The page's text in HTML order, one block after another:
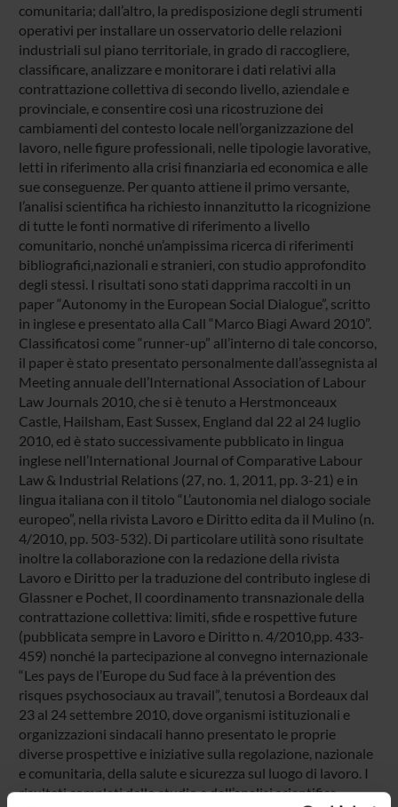
comunitaria; dall’altro, la predisposizione degli strumenti
operativi per installare un osservatorio delle relazioni
industriali sul piano territoriale, in grado di raccogliere,
classificare, analizzare e monitorare i dati relativi alla
contrattazione collettiva di secondo livello, aziendale e
provinciale, e consentire così una ricostruzione dei
cambiamenti del contesto locale nell’organizzazione del
lavoro, nelle figure professionali, nelle tipologie lavorative,
letti in riferimento alla crisi finanziaria ed economica e alle
sue conseguenze. Per quanto attiene il primo versante,
l’analisi scientifica ha richiesto innanzitutto la ricognizione
di tutte le fonti normative di riferimento a livello
comunitario, nonché un’ampissima ricerca di riferimenti
bibliografici,nazionali e stranieri, con studio approfondito
degli stessi. I risultati sono stati dapprima raccolti in un
paper “Autonomy in the European Social Dialogue”, scritto
in inglese e presentato alla Call “Marco Biagi Award 2010”.
Classificatosi come “runner-up” all’interno di tale concorso,
il paper è stato presentato personalmente dall’assegnista al
Meeting annuale dell’International Association of Labour
Law Journals 2010, che si è tenuto a Herstmonceaux
Castle, Hailsham, East Sussex, England dal 22 al 24 luglio
2010, ed è stato successivamente pubblicato in lingua
inglese nell’International Journal of Comparative Labour
Law & Industrial Relations (27, no. 1, 2011, pp. 3-21) e in
lingua italiana con il titolo “L’autonomia nel dialogo sociale
europeo”, nella rivista Lavoro e Diritto edita da il Mulino (n.
4/2010, pp. 503-532). Di particolare utilità sono risultate
inoltre la collaborazione con la redazione della rivista
Lavoro e Diritto per la traduzione del contributo inglese di
Glassner e Pochet, Il coordinamento transnazionale della
contrattazione collettiva: limiti, sfide e rospettive future
(pubblicata sempre in Lavoro e Diritto n. 4/2010,pp. 433-
459) nonché la partecipazione al convegno internazionale
“Les pays de l’Europe du Sud face à la prévention des
risques psychosociaux au travail”, tenutosi a Bordeaux dal
23 al 24 settembre 2010, dove organismi istituzionali e
organizzazioni sindacali hanno presentato le proprie
diverse prospettive e iniziative sulla regolazione, nazionale
e comunitaria, della salute e sicurezza sul luogo di lavoro. I
risultati completi dello studio e dell’analisi scientifica